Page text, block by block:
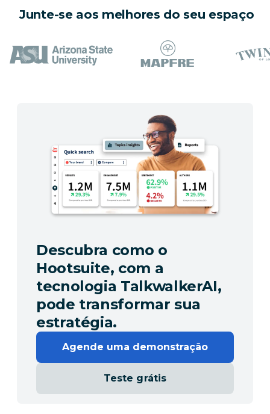
Junte-se aos melhores do seu espaço
Descubra como o
Hootsuite, com a
tecnologia TalkwalkerAI,
pode transformar sua
estratégia.
Agende uma demonstração
Teste grátis